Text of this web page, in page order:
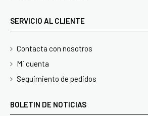
SERVICIO AL CLIENTE
Contacta con nosotros
Mi cuenta
Seguimiento de pedidos
BOLETIN DE NOTICIAS